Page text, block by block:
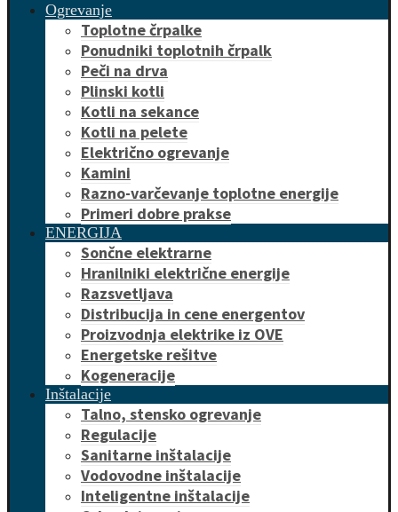
Ogrevanje
Toplotne črpalke
Ponudniki toplotnih črpalk
Peči na drva
Plinski kotli
Kotli na sekance
Kotli na pelete
Električno ogrevanje
Kamini
Razno-varčevanje toplotne energije
Primeri dobre prakse
ENERGIJA
Sončne elektrarne
Hranilniki električne energije
Razsvetljava
Distribucija in cene energentov
Proizvodnja elektrike iz OVE
Energetske rešitve
Kogeneracije
Inštalacije
Talno, stensko ogrevanje
Regulacije
Sanitarne inštalacije
Vodovodne inštalacije
Inteligentne inštalacije